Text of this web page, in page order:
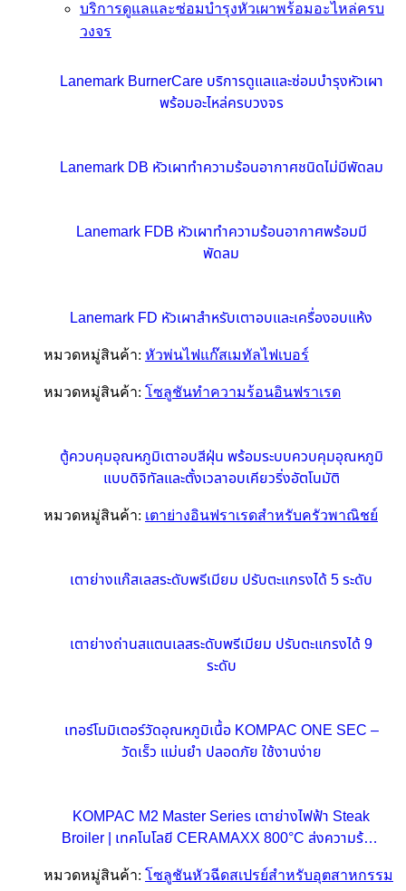
บริการดูแลและซ่อมบำรุงหัวเผาพร้อมอะไหล่ครบ
วงจร
Lanemark BurnerCare บริการดูแลและซ่อมบำรุงหัวเผา
พร้อมอะไหล่ครบวงจร
Lanemark DB หัวเผาทำความร้อนอากาศชนิดไม่มีพัดลม
Lanemark FDB หัวเผาทำความร้อนอากาศพร้อมมี
พัดลม
Lanemark FD หัวเผาสำหรับเตาอบและเครื่องอบแห้ง
หมวดหมู่สินค้า: หัวพ่นไฟแก๊สเมทัลไฟเบอร์
หมวดหมู่สินค้า: โซลูชันทำความร้อนอินฟราเรด
ตู้ควบคุมอุณหภูมิเตาอบสีฝุ่น พร้อมระบบควบคุมอุณหภูมิ
แบบดิจิทัลและตั้งเวลาอบเคียวริ่งอัตโนมัติ
หมวดหมู่สินค้า: เตาย่างอินฟราเรดสำหรับครัวพาณิชย์
เตาย่างแก๊สเลสระดับพรีเมียม ปรับตะแกรงได้ 5 ระดับ
เตาย่างถ่านสแตนเลสระดับพรีเมียม ปรับตะแกรงได้ 9
ระดับ
เทอร์โมมิเตอร์วัดอุณหภูมิเนื้อ KOMPAC ONE SEC –
วัดเร็ว แม่นยำ ปลอดภัย ใช้งานง่าย
KOMPAC M2 Master Series เตาย่างไฟฟ้า Steak
Broiler | เทคโนโลยี CERAMAXX 800°C ส่งความร้อน
หมวดหมู่สินค้า: โซลูชันหัวฉีดสเปรย์สำหรับอุตสาหกรรม